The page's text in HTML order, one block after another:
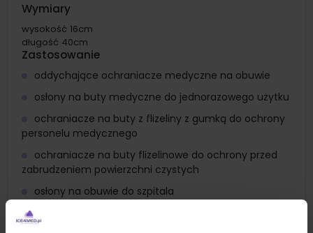
Wymiary
wysokość 16cm
długość 40cm
Zastosowanie
oddychające ochraniacze medyczne na obuwie
osłony na buty medyczne do jednorazowego użytku
ochraniacze na buty z flizeliny z gumką do ochrony
personelu medycznego
ochraniacze na buty flizelinowe do ochrony przed
zabrudzeniem powierzchni czystych
osłony na obuwie do szpitala